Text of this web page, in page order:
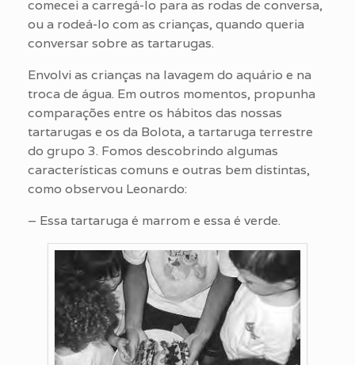
comecei a carregá-lo para as rodas de conversa,
ou a rodeá-lo com as crianças, quando queria
conversar sobre as tartarugas.
Envolvi as crianças na lavagem do aquário e na
troca de água. Em outros momentos, propunha
comparações entre os hábitos das nossas
tartarugas e os da Bolota, a tartaruga terrestre
do grupo 3. Fomos descobrindo algumas
características comuns e outras bem distintas,
como observou Leonardo:
– Essa tartaruga é marrom e essa é verde.